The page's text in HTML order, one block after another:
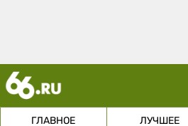
ГЛАВНОЕ ЛУЧШЕЕ